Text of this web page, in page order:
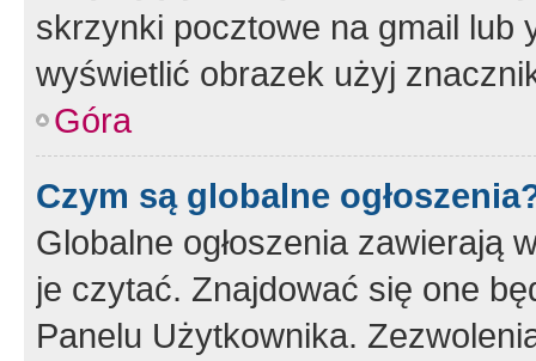
skrzynki pocztowe na gmail lub
wyświetlić obrazek użyj
Góra
Czym są globalne
Globalne ogłoszenia zawierają
je czytać. Znajdować się one
Panelu Użytkownika.